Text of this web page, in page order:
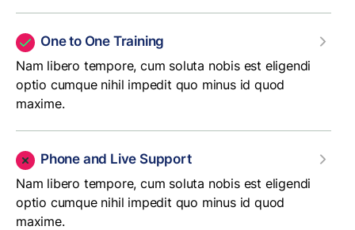
One to One Training
Nam libero tempore, cum soluta nobis est eligendi
optio cumque nihil impedit quo minus id quod
maxime.
Phone and Live Support
Nam libero tempore, cum soluta nobis est eligendi
optio cumque nihil impedit quo minus id quod
maxime.